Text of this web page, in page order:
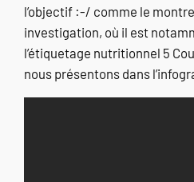
l’objectif :-/ comme le
investigation, où il est
l’étiquetage nutritionnel 5
nous présentons dans